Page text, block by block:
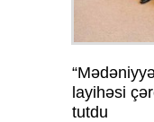
layihəsi
tutdu